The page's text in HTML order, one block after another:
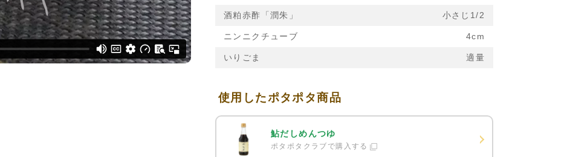
酒粕赤酢「潤朱」 小さじ1/2
ニンニクチューブ 4cm
いりごま 適量
使用したポタポタ商品
鮎だしめんつゆ
ポタポタクラブで購入する